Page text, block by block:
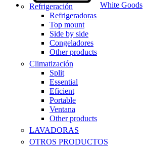
White Goods
Refrigeración
Refrigeradoras
Top mount
Side by side
Congeladores
Other products
Climatización
Split
Essential
Eficient
Portable
Ventana
Other products
LAVADORAS
OTROS PRODUCTOS